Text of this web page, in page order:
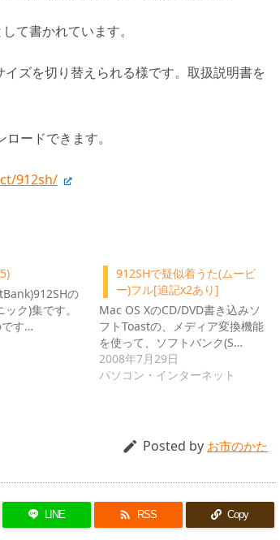
て書かれています。
ズを切り替えられる様です。取扱説明書を
ードできます。
912sh/
の
ク)集です。
です…
912SHで疑似着うた(ムービ
ー)フル[追記x2あり]
Mac OS XのCD/DVD書き込みソ
フトToastの、メディア変換機能
を使って、ソフトバンク(S…
2008年7月29日
パソコン・インターネット
 Posted by お市のかた
LINE  RSS Copy